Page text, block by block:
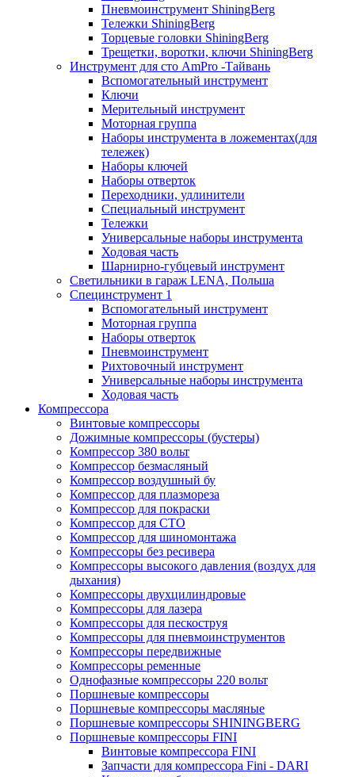
Пневмоинструмент ShiningBerg
Тележки ShiningBerg
Торцевые головки ShiningBerg
Трещетки, воротки, ключи ShiningBerg
Инструмент для сто AmPro -Тайвань
Вспомогательный инструмент
Ключи
Мерительный инструмент
Моторная группа
Наборы инструмента в ложементах(для
тележек)
Наборы ключей
Наборы отверток
Переходники, удлинители
Специальный инструмент
Тележки
Универсальные наборы инструмента
Ходовая часть
Шарнирно-губцевый инструмент
Светильники в гараж LENA, Польша
Специнструмент 1
Вспомогательный инструмент
Моторная группа
Наборы отверток
Пневмоинструмент
Рихтовочный инструмент
Универсальные наборы инструмента
Ходовая часть
Компрессора
Винтовые компрессоры
Дожимные компрессоры (бустеры)
Компрессор 380 вольт
Компрессор безмасляный
Компрессор воздушный бу
Компрессор для плазмореза
Компрессор для покраски
Компрессор для СТО
Компрессор для шиномонтажа
Компрессоры без ресивера
Компрессоры высокого давления (воздух для
дыхания)
Компрессоры двухцилиндровые
Компрессоры для лазера
Компрессоры для пескоструя
Компрессоры для пневмоинструментов
Компрессоры передвижные
Компрессоры ременные
Однофазные компрессоры 220 вольт
Поршневые компрессоры
Поршневые компрессоры масляные
Поршневые компрессоры SHININGBERG
Поршневые компрессоры FINI
Винтовые компрессора FINI
Запчасти для компрессора Fini - DARI